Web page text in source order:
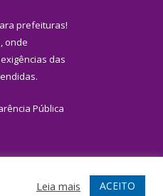
prefeituras!
onde
das
Pública
Acessar Webmail
Leia mais ACEITO